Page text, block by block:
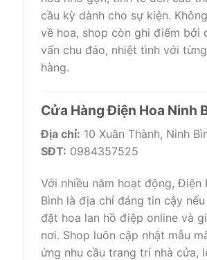
cầu kỳ dành cho sự kiện.
về hoa, shop còn ghi điểm bởi
vấn chu đáo, nhiệt tình với
hàng.
Cửa Hàng Điện Hoa Ninh
Địa chỉ: 10 Xuân Thành, Ninh
SĐT: 0984357525
Với nhiều năm hoạt động, Điện
Bình là địa chỉ đáng tin cậy
đặt hoa lan hồ điệp online và
nơi. Shop luôn cập nhật mẫu
ứng nhu cầu trang trí nhà cửa,